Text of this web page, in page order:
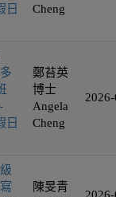
日
Cheng
日
鄭苔英
博士
Angela
Cheng
陳旻青